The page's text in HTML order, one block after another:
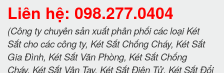
Liên hệ: 098.277.0404
(Công ty chuyên sản xuất phân phối các loại Két
Sắt cho các công ty, Két Sắt Chống Cháy, Két Sắt
Gia Đình, Két Sắt Văn Phòng, Két Sắt Chống
Cháy, Két Sắt Vân Tay, Két Sắt Điện Tử, Két Sắt Đổi